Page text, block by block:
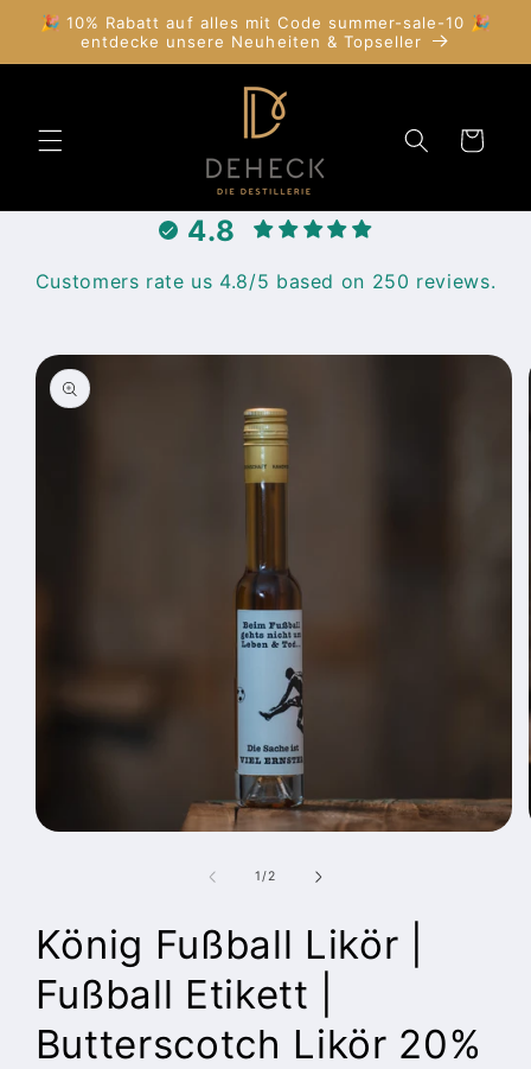
zum
Inhalt
🎉 10% Rabatt auf alles mit Code summer-sale-10 🎉
entdecke unsere Neuheiten & Topseller
Warenkorb
4.8
Customers rate us 4.8/5 based on 250 reviews.
1/von
2
König Fußball Likör |
Fußball Etikett |
Butterscotch Likör 20%